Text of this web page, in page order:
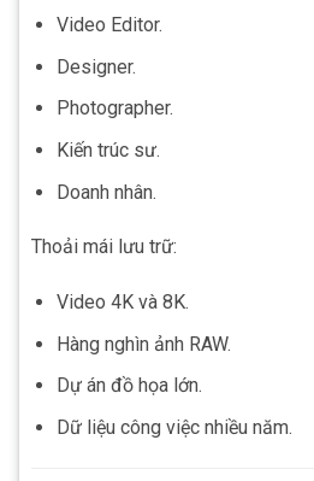
Video Editor.
Designer.
Photographer.
Kiến trúc sư.
Doanh nhân.
Thoải mái lưu trữ:
Video 4K và 8K.
Hàng nghìn ảnh RAW.
Dự án đồ họa lớn.
Dữ liệu công việc nhiều năm.